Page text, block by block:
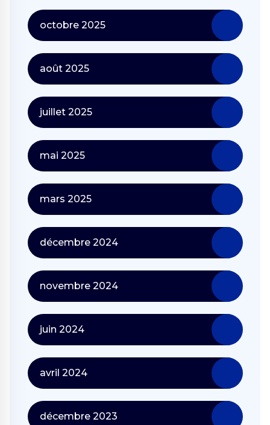
octobre 2025
août 2025
juillet 2025
mai 2025
mars 2025
décembre 2024
novembre 2024
juin 2024
avril 2024
décembre 2023